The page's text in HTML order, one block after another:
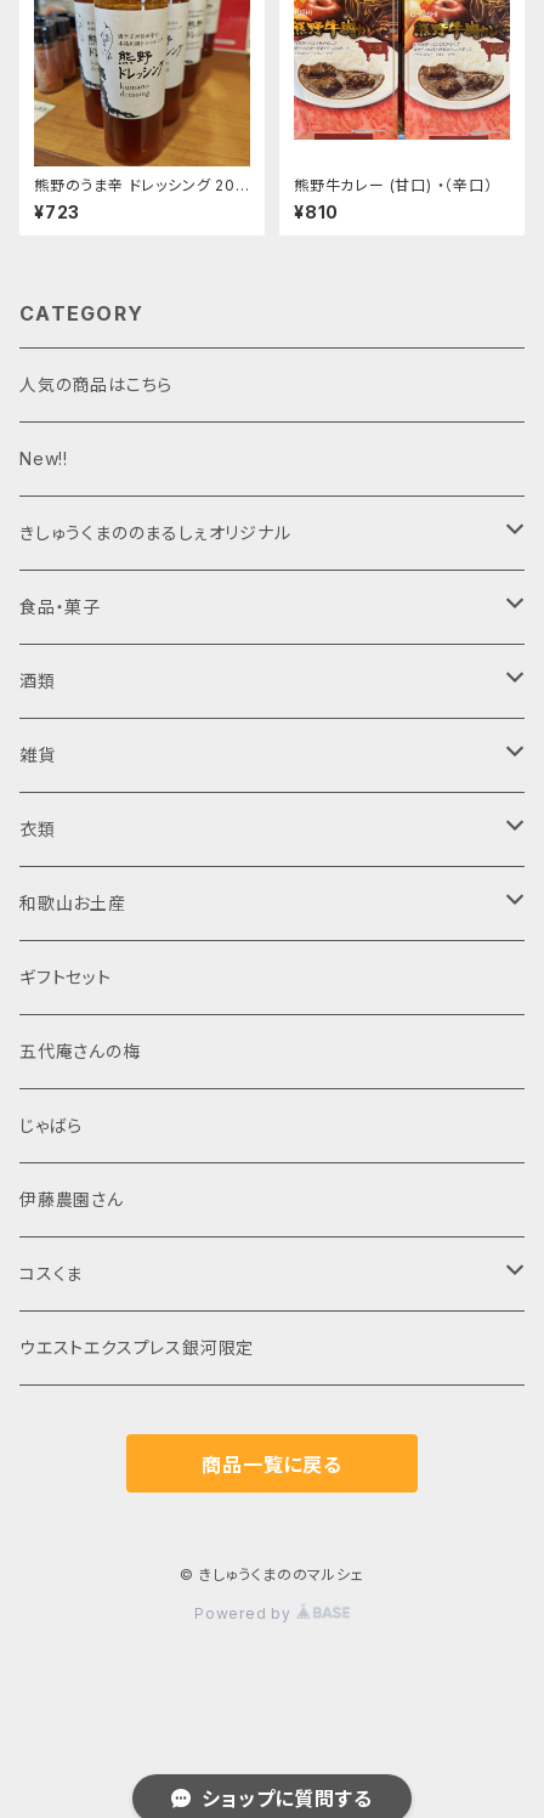
ショップに質問する
熊野のうま辛 ドレッシング 200
ml
¥723
熊野牛カレー (甘口) ・（辛口）
¥810
CATEGORY
人気の商品はこちら
New!!
きしゅうくまののまるしぇオリジナル
ジャム
食品・菓子
梅干し
日向屋さん
ジャム・はちみつ
日向屋さん
東農園 五代庵
調味料
ドレッシング
加工粉末
菓子
果汁飲料・ジュース
レトルト
海産物加工品
詰め合わせ
米
じゃばら
酒類
清酒
純米酒
吟醸酒
リキュール
梅酒
焼酎
米焼酎
麦焼酎
スピリッツ
雑貨
木製品
置物
那智黒石
布製品
般若心経
マスコット
文房具
般若心経
シール・ステッカー
線香
衣類
半袖Tシャツ
和歌山お土産
食品
菓子
酒類
その他
ギフトセット
五代庵さんの梅
じゃばら
伊藤農園さん
コスくま
食品
ウエストエクスプレス銀河限定
商品一覧に戻る
© きしゅうくまののマルシェ
Powered by